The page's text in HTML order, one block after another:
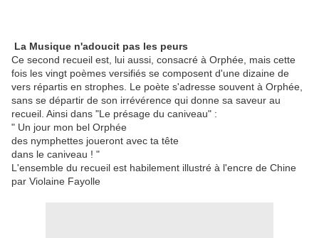
La Musique n'adoucit pas les peurs
Ce second recueil est, lui aussi, consacré à Orphée, mais cette
fois les vingt poèmes versifiés se composent d'une dizaine de
vers répartis en strophes. Le poète s'adresse souvent à Orphée,
sans se départir de son irrévérence qui donne sa saveur au
recueil. Ainsi dans "Le présage du caniveau" :
" Un jour mon bel Orphée
des nymphettes joueront avec ta tête
dans le caniveau ! "
L'ensemble du recueil est habilement illustré à l'encre de Chine
par Violaine Fayolle